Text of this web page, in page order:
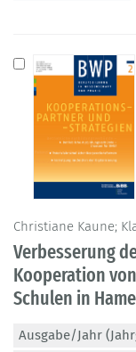
Christiane Kaune;
Verbesserung
Kooperation
Schulen in
Ausgabe/Jahr